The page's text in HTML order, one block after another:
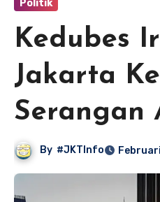
Politik
Kedubes
Jakarta
Serangan
By #JKTInfo